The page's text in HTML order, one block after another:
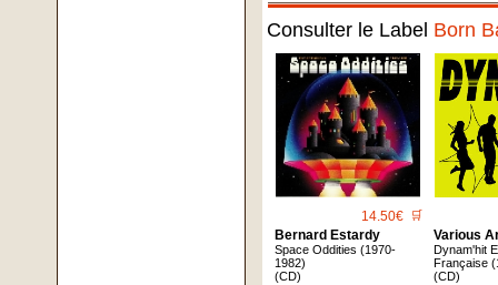
Consulter le Label Born
14.50€ 🛒
Bernard Estardy
Space Oddities (1970-
1982)
(CD)
Various
Dynam'hit
Française
(CD)